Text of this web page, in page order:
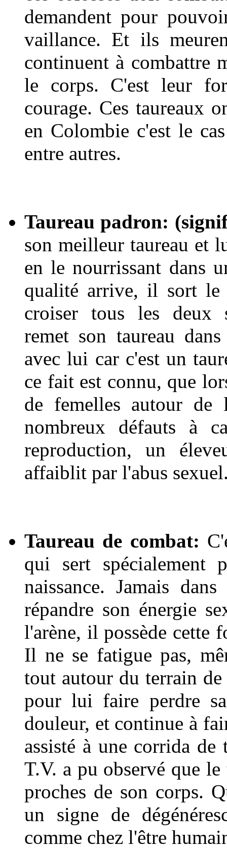
demandent pour
vaillance. Et ils
continuent à combattre
le corps. C'est leur
courage. Ces taureaux
en Colombie c'est le
entre autres.
Taureau padron:
son meilleur taureau et
en le nourrissant dans
qualité arrive, il sort le
croiser tous les deux
remet son taureau
avec lui car c'est un
ce fait est connu, que
de femelles autour de
nombreux défauts à
reproduction, un
affaiblit par l'abus
Taureau de combat:
qui sert spécialement
naissance. Jamais
répandre son énergie
l'arène, il possède cette
Il ne se fatigue pas,
tout autour du terrain de
pour lui faire perdre
douleur, et continue à
assisté à une corrida
T.V. a pu observé que le
proches de son corps.
un signe de
comme chez l'être